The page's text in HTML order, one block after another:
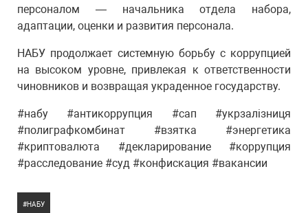
персоналом — начальника отдела набора,
адаптации, оценки и развития персонала.
НАБУ продолжает системную борьбу с коррупцией
на высоком уровне, привлекая к ответственности
чиновников и возвращая украденное государству.
#набу #антикоррупция #сап #укрзалізниця
#полиграфкомбинат #взятка #энергетика
#криптовалюта #декларирование #коррупция
#расследование #суд #конфискация #вакансии
НАБУ